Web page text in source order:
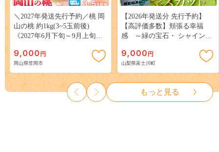
＼2027年発送先行予約／桃 岡
山の桃 約1kg(3~5玉前後)
《2027年6月下旬～9月上旬頃
岡山 はくとう スイーツ フル
ーツ 果物 デザート 旬 モモ も
も 先行予約 送料無料 果物 岡
山県 笠岡市 清水白桃 白鳳 白
麗 クール便---
kasaoka_zsy_419_100---
9,000 円
岡山県笠岡市
【2026年発送分 先行予約】
【高評価多数】頬張る幸福
感 ～緑の宝石・ シャインマ
３房） フルーツ 山梨県産 果
物 くだもの シャイン マスカ
ット ぶどう ブドウ 葡萄 大粒
種なし 先行予約 富士川町
10000円 一万円 9000円 九千円
9,000 円
山梨県富士川町
もっと見る